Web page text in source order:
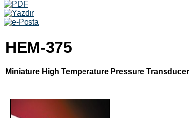
HEM-375
Miniature High Temperature Pressure Transducer